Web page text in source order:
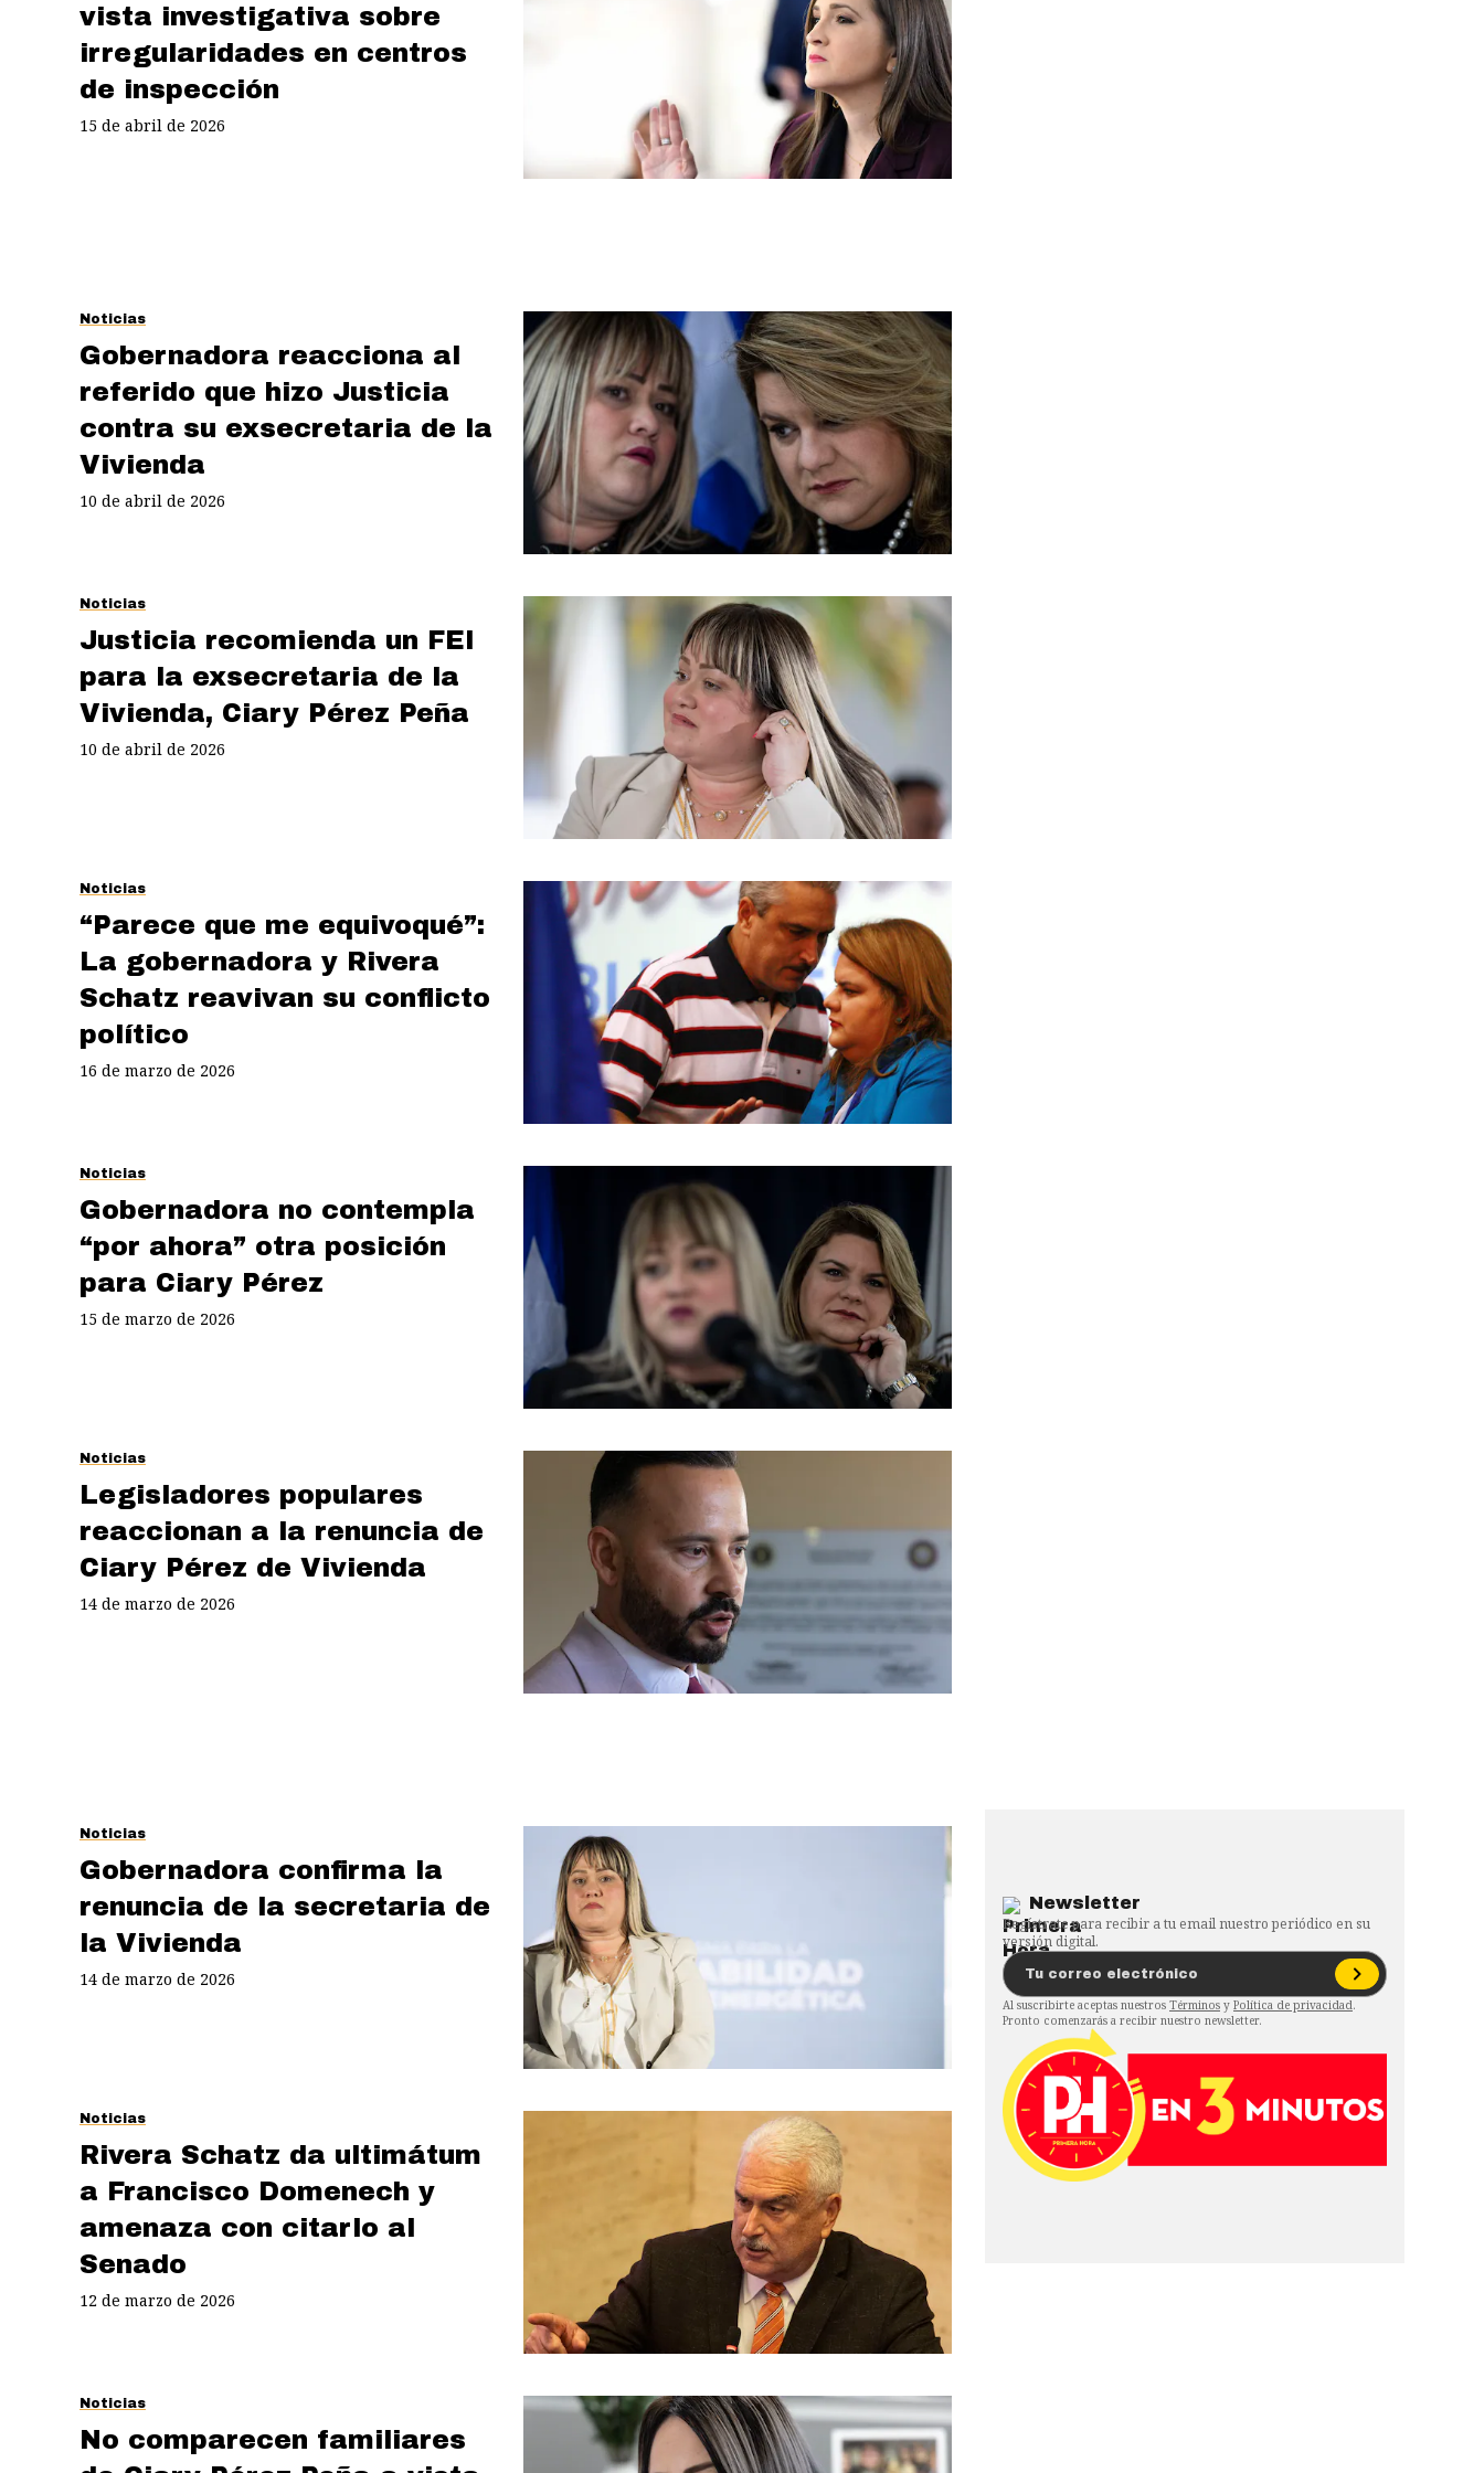
vista investigativa sobre
irregularidades en centros
de inspección
15 de abril de 2026
Noticias
Gobernadora reacciona al
referido que hizo Justicia
contra su exsecretaria de la
Vivienda
10 de abril de 2026
Noticias
Justicia recomienda un FEI
para la exsecretaria de la
Vivienda, Ciary Pérez Peña
10 de abril de 2026
Noticias
“Parece que me equivoqué”:
La gobernadora y Rivera
Schatz reavivan su conflicto
político
16 de marzo de 2026
Noticias
Gobernadora no contempla
“por ahora” otra posición
para Ciary Pérez
15 de marzo de 2026
Noticias
Legisladores populares
reaccionan a la renuncia de
Ciary Pérez de Vivienda
14 de marzo de 2026
Noticias
Gobernadora confirma la
renuncia de la secretaria de
la Vivienda
14 de marzo de 2026
Noticias
Rivera Schatz da ultimátum
a Francisco Domenech y
amenaza con citarlo al
Senado
12 de marzo de 2026
Noticias
No comparecen familiares
Newsletter
Regístrate para recibir a tu email nuestro periódico en su
versión digital.
Al suscribirte aceptas nuestros Términos y Política de privacidad.
Pronto comenzarás a recibir nuestro newsletter.